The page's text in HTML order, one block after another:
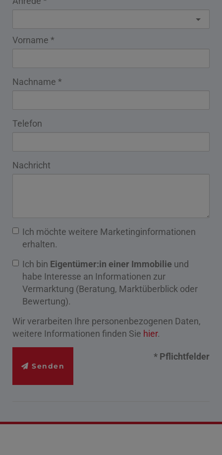
Vorname
Nachname
Telefon
Nachricht
Ich möchte weitere Marketinginformationen
erhalten.
Ich bin Eigentümer:in einer Immobilie und
habe Interesse an Informationen zur
Vermarktung (Beratung, Marktüberblick oder
Bewertung).
Wir verarbeiten Ihre personenbezogenen Daten,
weitere Informationen finden Sie hier.
Senden
* Pflichtfelder